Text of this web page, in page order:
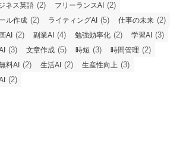
ネス英語 (2) フリーランスAI (2)
ル作成 (2) ライティングAI (5) 仕事の未来 (2)
AI (2) 副業AI (4) 勉強効率化 (2) 学習AI (3)
(3) 文章作成 (5) 時短 (3) 時間管理 (2)
料AI (2) 生活AI (2) 生産性向上 (3)
(2)